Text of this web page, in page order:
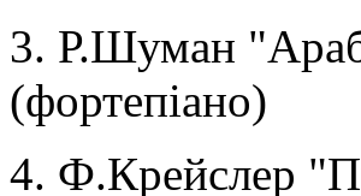
3. Р.Шуман
(фортепіано)
4. Ф.Крейслер